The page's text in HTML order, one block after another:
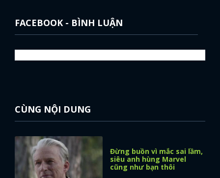
FACEBOOK
FACEBOOK - BÌNH LUẬN
CÙNG NỘI DUNG
Đừng buồn vì mắc sai lầm,
siêu anh hùng Marvel
cũng như bạn thôi